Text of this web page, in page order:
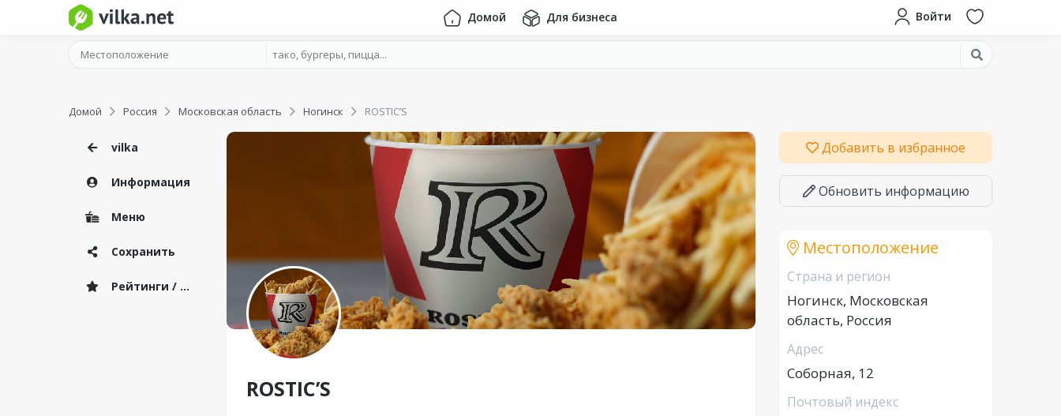
Домой Для бизнеса Войти
Домой Россия Московская область Ногинск ROSTIC’S
vilka
Информация
Меню
Сохранить
Рейтинги / Отзывы
ROSTIC’S
Добавить в избранное
Обновить информацию
Местоположение
Страна и регион
Ногинск, Московская
область, Россия
Адрес
Соборная, 12
Почтовый индекс